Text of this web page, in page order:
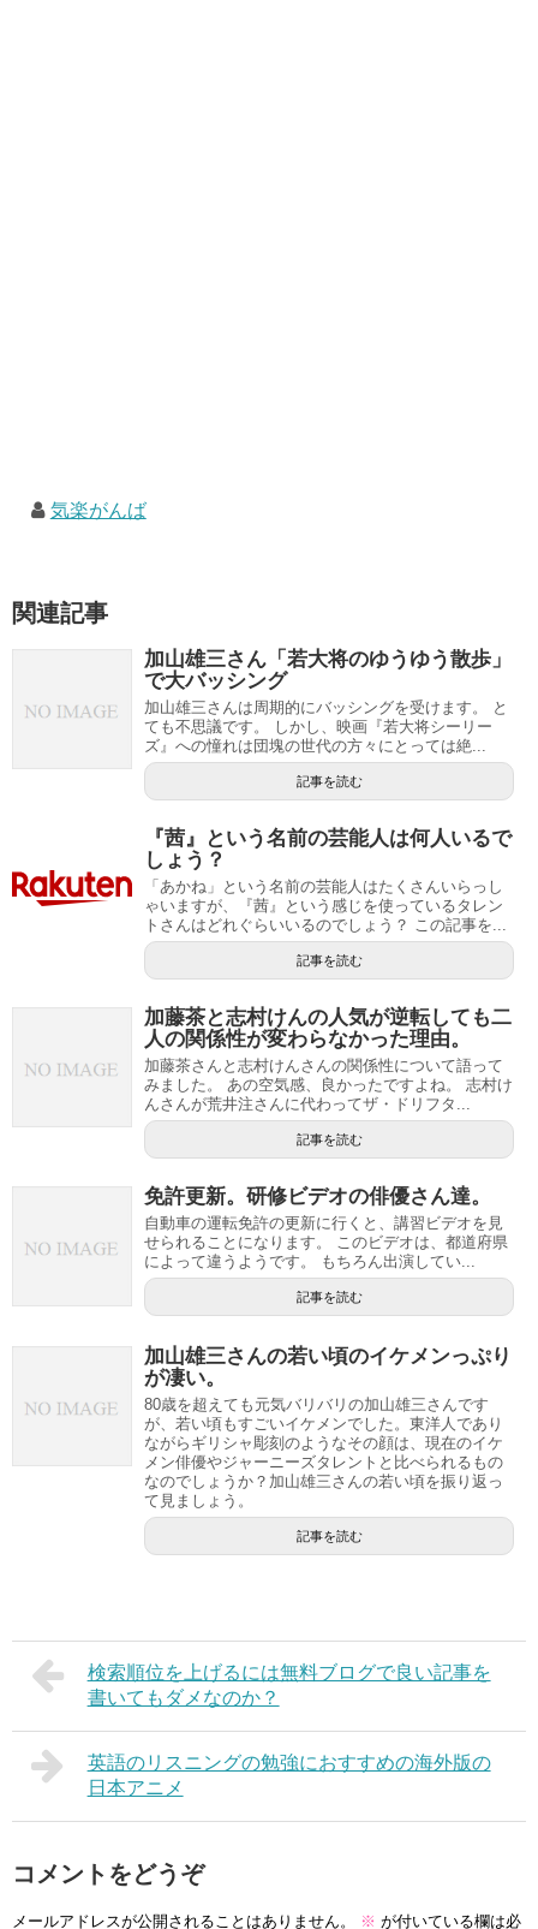
気楽がんば
関連記事
加山雄三さん「若大将のゆうゆう散歩」
で大バッシング
加山雄三さんは周期的にバッシングを受けます。 と
ても不思議です。 しかし、映画『若大将シーリー
ズ』への憧れは団塊の世代の方々にとっては絶...
記事を読む
『茜』という名前の芸能人は何人いるで
しょう？
「あかね」という名前の芸能人はたくさんいらっし
ゃいますが、『茜』という感じを使っているタレン
トさんはどれぐらいいるのでしょう？ この記事を...
記事を読む
加藤茶と志村けんの人気が逆転しても二
人の関係性が変わらなかった理由。
加藤茶さんと志村けんさんの関係性について語って
みました。 あの空気感、良かったですよね。 志村け
んさんが荒井注さんに代わってザ・ドリフタ...
記事を読む
免許更新。研修ビデオの俳優さん達。
自動車の運転免許の更新に行くと、講習ビデオを見
せられることになります。 このビデオは、都道府県
によって違うようです。 もちろん出演してい...
記事を読む
加山雄三さんの若い頃のイケメンっぷり
が凄い。
80歳を超えても元気バリバリの加山雄三さんです
が、若い頃もすごいイケメンでした。東洋人であり
ながらギリシャ彫刻のようなその顔は、現在のイケ
メン俳優やジャーニーズタレントと比べられるもの
なのでしょうか？加山雄三さんの若い頃を振り返っ
て見ましょう。
記事を読む
検索順位を上げるには無料ブログで良い記事を
書いてもダメなのか？
英語のリスニングの勉強におすすめの海外版の
日本アニメ
コメントをどうぞ
メールアドレスが公開されることはありません。 ※ が付いている欄は必